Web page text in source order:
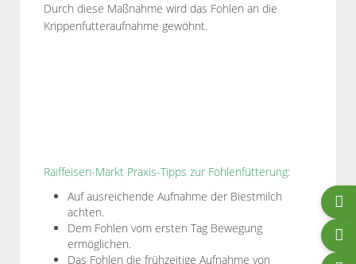
Durch diese Maßnahme wird das Fohlen an die
Krippenfutteraufnahme gewöhnt.
Raiffeisen-Markt Praxis-Tipps zur Fohlenfütterung:
Auf ausreichende Aufnahme der Biestmilch
achten.
Dem Fohlen vom ersten Tag Bewegung
ermöglichen.
Das Fohlen die frühzeitige Aufnahme von